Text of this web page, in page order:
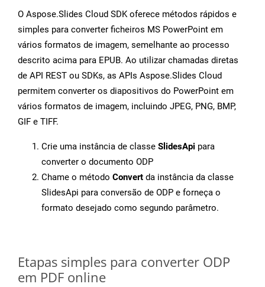
O Aspose.Slides Cloud SDK oferece métodos rápidos e
simples para converter ficheiros MS PowerPoint em
vários formatos de imagem, semelhante ao processo
descrito acima para EPUB. Ao utilizar chamadas diretas
de API REST ou SDKs, as APIs Aspose.Slides Cloud
permitem converter os diapositivos do PowerPoint em
vários formatos de imagem, incluindo JPEG, PNG, BMP,
GIF e TIFF.
Crie uma instância de classe SlidesApi para
converter o documento ODP
Chame o método Convert da instância da classe
SlidesApi para conversão de ODP e forneça o
formato desejado como segundo parâmetro.
Etapas simples para converter ODP
em PDF online